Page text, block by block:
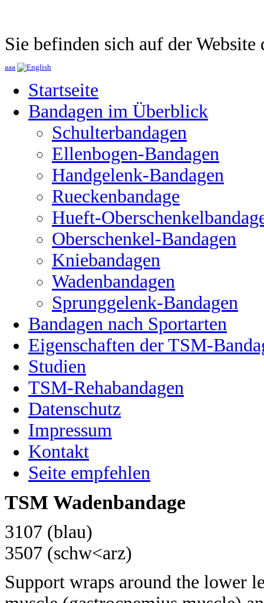
Sie befinden sich auf der
aaa
Startseite
Bandagen im Überblick
Schulterbandagen
Ellenbogen-Bandagen
Handgelenk-Bandagen
Rueckenbandage
Hueft-
Oberschenkel-Bandagen
Kniebandagen
Wadenbandagen
Sprunggelenk-Bandagen
Bandagen nach Sportarten
Eigenschaften der TSM-
Studien
TSM-Rehabandagen
Datenschutz
Impressum
Kontakt
Seite empfehlen
TSM Wadenbandage
3107 (blau)
3507 (schw<arz)
Support wraps around the lower